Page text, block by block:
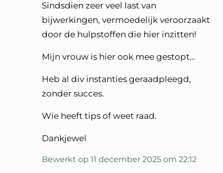
Sindsdien zeer veel last van
bijwerkingen, vermoedelijk veroorzaakt
door de hulpstoffen die hier inzitten!
Mijn vrouw is hier ook mee gestopt…
Heb al div instanties geraadpleegd,
zonder succes.
Wie heeft tips of weet raad.
Dankjewel
Bewerkt op 11 december 2025 om 22:12